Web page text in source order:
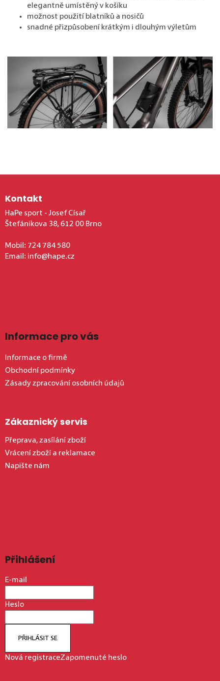
elegantně umístěný v košíku
možnost použití blatníků a nosičů
snadné přizpůsobení krátkým i dlouhým výletům
Zápatí
Kontakt
HaPe sport - Josef Císař
Štefánikova 38, 612 00 Brno
Mobil: 724 784 580
Email: info@hape.cz
Informace pro vás
Informace o firmě
Obchodní podmínky
Zásady zpracování osobních údajů
Zákaznický servis
Přeprava, zasílání zboží
Vrácení zboží a reklamace
Napište nám
Přihlášení
E-mail
Heslo
PŘIHLÁSIT SE
Nová registraceZapomenuté heslo